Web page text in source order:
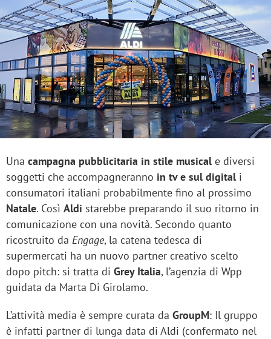
Una campagna pubblicitaria in stile musical e diversi
soggetti che accompagneranno in tv e sul digitali
consumatori italiani probabilmente fino al prossimo
Natale. Così Aldi starebbe preparando il suo ritorno in
comunicazione con una novità. Secondo quanto
ricostruito da Engage, la catena tedesca di
supermercati ha un nuovo partner creativo scelto
dopo pitch: si tratta di Grey Italia, l’agenzia di Wpp
guidata da Marta Di Girolamo.
L’attività media è sempre curata da GroupM: Il gruppo
è infatti partner di lunga data di Aldi (confermato nel